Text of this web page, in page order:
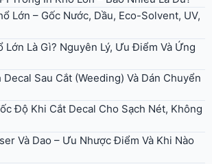
Lớn – Gốc Nước, Dầu, Eco-Solvent, UV,
Lớn Là Gì? Nguyên Lý, Ưu Điểm Và Ứng
Decal Sau Cắt (Weeding) Và Dán Chuyển
Độ Khi Cắt Decal Cho Sạch Nét, Không
Và Dao – Ưu Nhược Điểm Và Khi Nào